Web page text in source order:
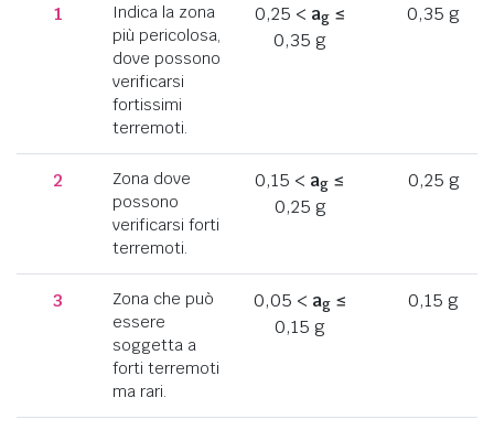
1
Indica la zona
più pericolosa,
dove possono
verificarsi
fortissimi
terremoti.
0,25 < ag≤
0,35 g
0,35 g
2
Zona dove
possono
verificarsi forti
terremoti.
0,15 < ag ≤
0,25 g
0,25 g
3
Zona che può
essere
soggetta a
forti terremoti
ma rari.
0,05 < ag≤
0,15 g
0,15 g